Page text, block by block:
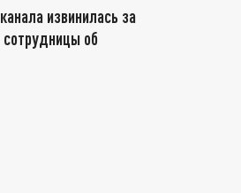
извинилась за
сотрудницы об